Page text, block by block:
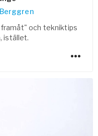
och tekniktips
istället.